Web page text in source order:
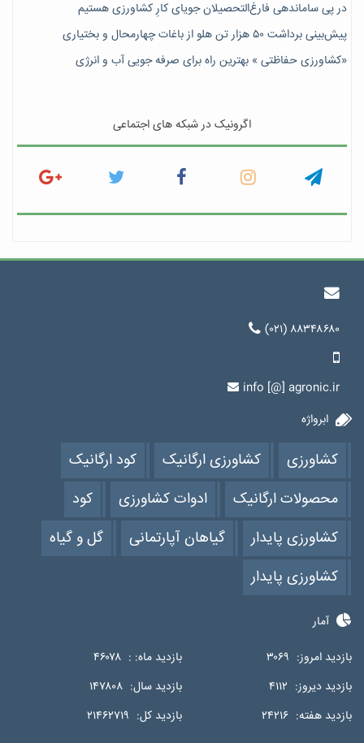
در پی ساماندهی فارغ‌التحصیلان جویای کارِ کشاورزی هستیم
پیش‎‌بینی برداشت ۵۰ هزار تن هلو از باغات چهارمحال و بختیاری
«کشاورزی حفاظتی » بهترین راه برای صرفه جویی آب و انرژی
اگرونیک در شبکه های اجتماعی
(۰۲۱) ۸۸۳۴۸۶۸۰
info [@] agronic.ir
ابرواژه
کشاورزی کشاورزی ارگانیک
کود ارگانیک
محصولات ارگانیک
ادوات کشاورزی
کود
کشاورزی پایدار
گیاهان آپارتمانی
گل و گیاه
کشاورزی پایدار
آمار
بازدید امروز: ۳۰۶۹ بازدید ماه: : ۴۶۰۷۸
بازدید دیروز: ۴۱۱۲ بازدید سال: ۱۴۷۸۰۸
بازدید هفته: ۲۴۲۱۶ بازدید کل: ۲۱۴۶۲۷۱۹